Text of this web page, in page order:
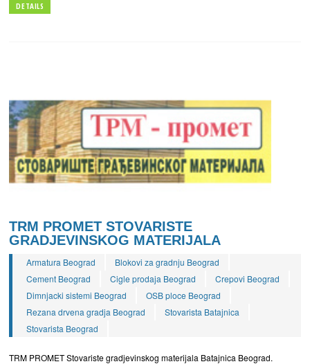
DETAILS
TRM PROMET STOVARISTE
GRADJEVINSKOG MATERIJALA
Armatura Beograd
Blokovi za gradnju Beograd
Cement Beograd
Cigle prodaja Beograd
Crepovi Beograd
Dimnjacki sistemi Beograd
OSB ploce Beograd
Rezana drvena gradja Beograd
Stovarista Batajnica
Stovarista Beograd
TRM PROMET Stovariste gradjevinskog materijala Batajnica Beograd.